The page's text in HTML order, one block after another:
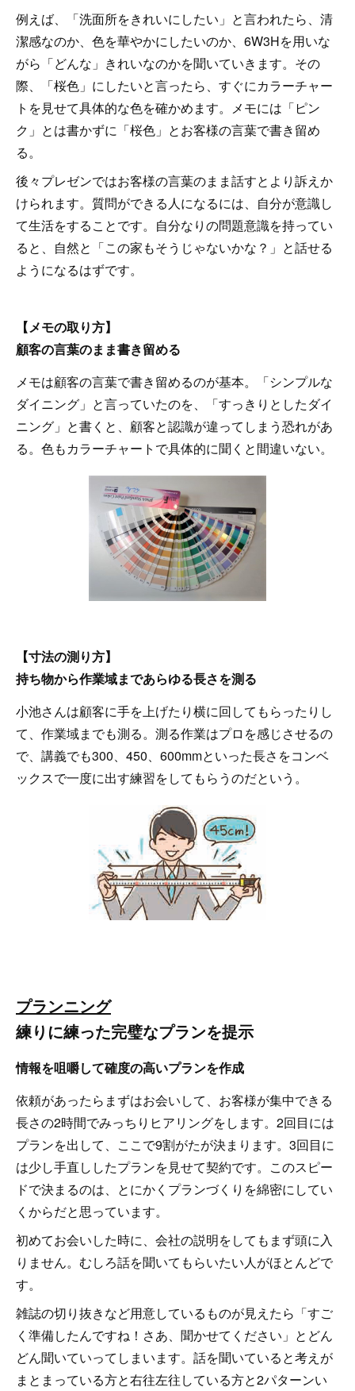
例えば、「洗面所をきれいにしたい」と言われたら、清
潔感なのか、色を華やかにしたいのか、6W3Hを用いな
がら「どんな」きれいなのかを聞いていきます。その
際、「桜色」にしたいと言ったら、すぐにカラーチャー
トを見せて具体的な色を確かめます。メモには「ピン
ク」とは書かずに「桜色」とお客様の言葉で書き留め
る。
後々プレゼンではお客様の言葉のまま話すとより訴えか
けられます。質問ができる人になるには、自分が意識し
て生活をすることです。自分なりの問題意識を持ってい
ると、自然と「この家もそうじゃないかな？」と話せる
ようになるはずです。
【メモの取り方】
顧客の言葉のまま書き留める
メモは顧客の言葉で書き留めるのが基本。「シンプルな
ダイニング」と言っていたのを、「すっきりとしたダイ
ニング」と書くと、顧客と認識が違ってしまう恐れがあ
る。色もカラーチャートで具体的に聞くと間違いない。
【寸法の測り方】
持ち物から作業域まであらゆる長さを測る
小池さんは顧客に手を上げたり横に回してもらったりし
て、作業域までも測る。測る作業はプロを感じさせるの
で、講義でも300、450、600mmといった長さをコンベ
ックスで一度に出す練習をしてもらうのだという。
プランニング
練りに練った完璧なプランを提示
情報を咀嚼して確度の高いプランを作成
依頼があったらまずはお会いして、お客様が集中できる
長さの2時間でみっちりヒアリングをします。2回目には
プランを出して、ここで9割がたが決まります。3回目に
は少し手直ししたプランを見せて契約です。このスピー
ドで決まるのは、とにかくプランづくりを綿密にしてい
くからだと思っています。
初めてお会いした時に、会社の説明をしてもまず頭に入
りません。むしろ話を聞いてもらいたい人がほとんどで
す。
雑誌の切り抜きなど用意しているものが見えたら「すご
く準備したんですね！さあ、聞かせてください」とどん
どん聞いていってしまいます。話を聞いていると考えが
まとまっている方と右往左往している方と2パターンい